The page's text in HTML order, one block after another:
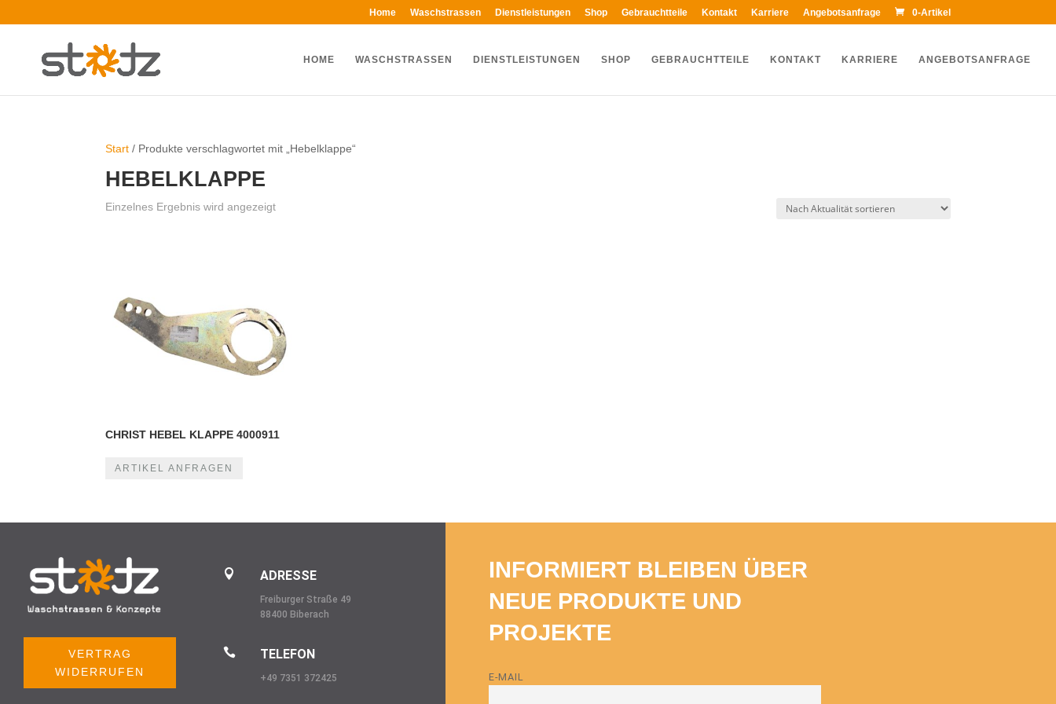
Home Waschstrassen Dienstleistungen Shop Gebrauchtteile Kontakt Karriere Angebotsanfrage 0-Artikel
HOME WASCHSTRASSEN DIENSTLEISTUNGEN SHOP GEBRAUCHTTEILE KONTAKT KARRIERE ANGEBOTSANFRAGE
Start / Produkte verschlagwortet mit „Hebelklappe“
HEBELKLAPPE
Einzelnes Ergebnis wird angezeigt
CHRIST HEBEL KLAPPE 4000911
ARTIKEL ANFRAGEN
VERTRAG
WIDERRUFEN
 ADRESSE
Freiburger Straße 49
88400 Biberach
 TELEFON
+49 7351 372425
INFORMIERT BLEIBEN ÜBER
NEUE PRODUKTE UND
PROJEKTE
E-MAIL